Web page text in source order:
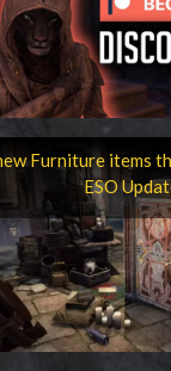
Furniture items
ESO